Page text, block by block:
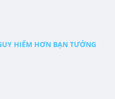
HIỂM HƠN BẠN TƯỞNG